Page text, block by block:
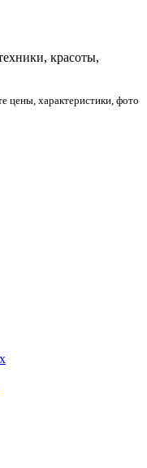
красоты,
цены, характеристики, фото